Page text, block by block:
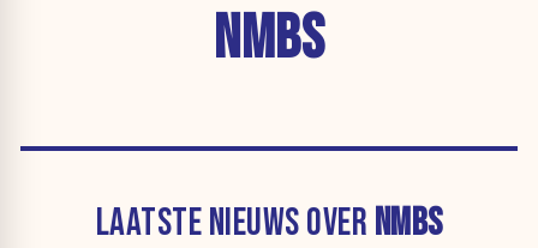
NMBS
LAATSTE NIEUWS OVER NMBS